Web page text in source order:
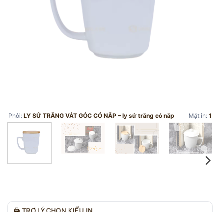
Phôi: LY SỨ TRẮNG VÁT GÓC CÓ NẮP – ly sứ trắng có nắp Mặt in: 1